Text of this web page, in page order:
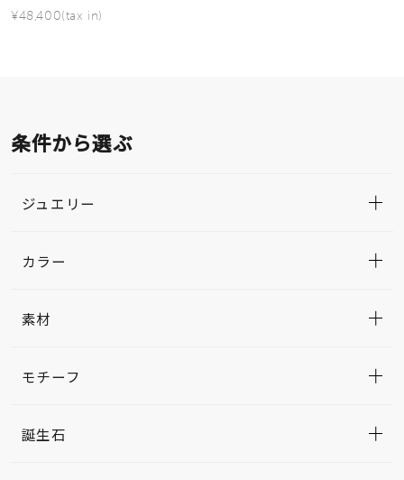
¥48,400(tax in)
条件から選ぶ
ジュエリー
カラー
素材
モチーフ
誕生石